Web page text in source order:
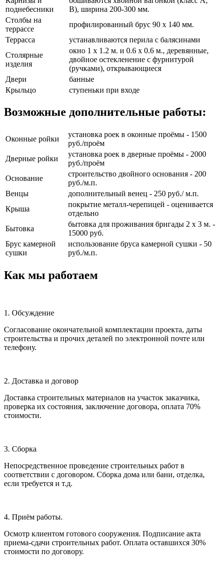
поднебесники
В), ширина 200-300 мм.
Столбы на
террассе
профилированный брус 90 х 140 мм.
Террасса
устанавливаются перила с балясинами
Столярные
изделия
окно 1 х 1.2 м. и 0.6 х 0.6 м., деревянные,
двойное остекленение с фурнитурой
(ручками), открывающиеся
Двери
банные
Крыльцо
ступеньки при входе
Возможные дополнительные работы:
Оконные ройки
установка роек в оконные проёмы - 1500
руб./проём
Дверные ройки
установка роек в дверные проёмы - 2000
руб./проём
Основание
строительство двойного основания - 200
руб./м.п.
Венцы
дополнительный венец - 250 руб./ м.п.
Крыша
покрытие металл-черепицей - оценивается
отдельно
Бытовка
бытовка для проживания бригады 2 х 3 м. -
15000 руб.
Брус камерной
сушки
использование бруса камерной сушки - 50
руб./м.п.
Как мы работаем
1. Обсуждение
Согласование окончательной комплектации проекта, даты
строительства и прочих деталей по электронной почте или
телефону.
2. Доставка и договор
Доставка строительных материалов на участок заказчика,
проверка их состояния, заключение договора, оплата 70%
стоимости.
3. Сборка
Непосредственное проведение строительных работ в
соответствии с договором. Сборка дома или бани, отделка,
если требуется и т.д.
4. Приём работы.
Осмотр клиентом готового сооружения. Подписание акта
приема-сдачи строительных работ. Оплата оставшихся 30%
стоимости по договору.